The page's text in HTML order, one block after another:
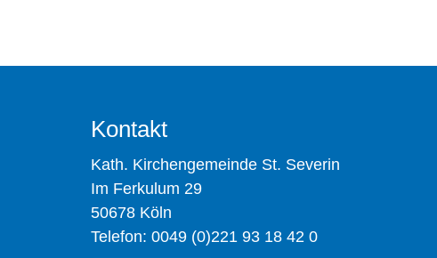
Kontakt
Kath. Kirchengemeinde St. Severin
Im Ferkulum 29
50678 Köln
Telefon: 0049 (0)221 93 18 42 0